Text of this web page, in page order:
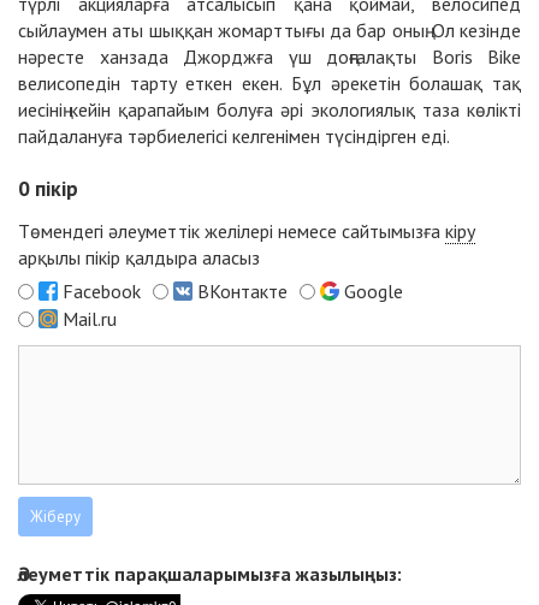
сыйлаумен аты шыққан жомарттығы да бар оның. Ол кезінде
нәресте ханзада Джорджға үш доңғалақты Boris Bike
велисопедін тарту еткен екен. Бұл әрекетін болашақ тақ
иесінің кейін қарапайым болуға әрі экологиялық таза көлікті
пайдалануға тәрбиелегісі келгенімен түсіндірген еді.
0 пікір
Төмендегі әлеуметтік желілері немесе сайтымызға кіру
арқылы пікір қалдыра аласыз
Facebook
ВКонтакте
Google
Mail.ru
Әлеуметтік парақшаларымызға жазылыңыз: